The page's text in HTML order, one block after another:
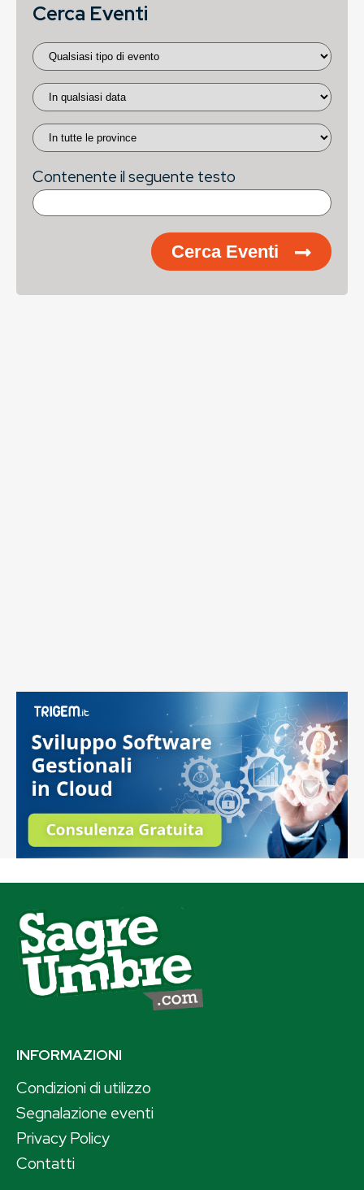
Cerca Eventi
Contenente il seguente testo
Cerca Eventi
INFORMAZIONI
Condizioni di utilizzo
Segnalazione eventi
Privacy Policy
Contatti